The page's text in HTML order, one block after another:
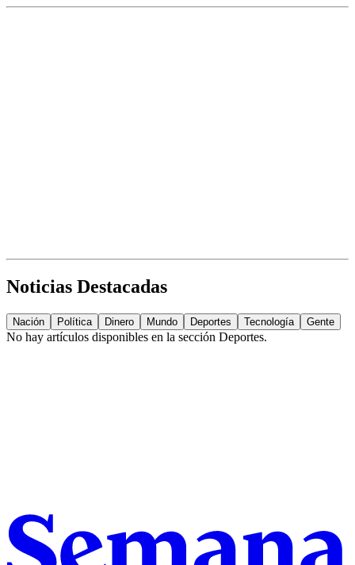
Noticias Destacadas
Nación Política Dinero Mundo Deportes Tecnología Gente
No hay artículos disponibles en la sección Deportes.